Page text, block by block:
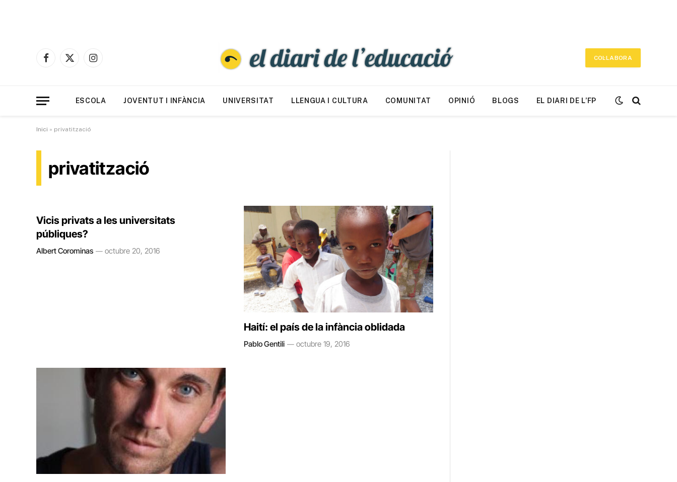
Facebook
X
Instagram
COL·LABORA
ESCOLA JOVENTUT I INFÀNCIA UNIVERSITAT LLENGUA I CULTURA COMUNITAT OPINIÓ BLOGS EL DIARI DE L’FP
Inici » privatització
privatització
Vicis privats a les universitats
públiques?
Albert Corominas octubre 20, 2016
Haití: el país de la infància oblidada
Pablo Gentili octubre 19, 2016